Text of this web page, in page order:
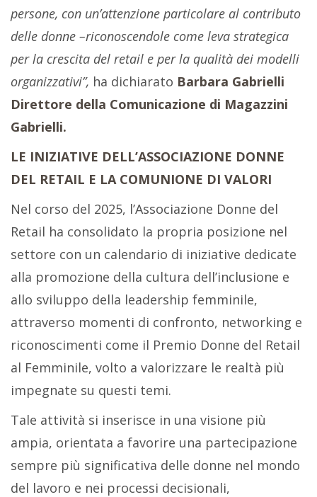
persone, con un’attenzione particolare al contributo
delle donne –riconoscendole come leva strategica
per la crescita del retail e per la qualità dei modelli
organizzativi”, ha dichiarato Barbara Gabrielli
Direttore della Comunicazione di Magazzini
Gabrielli.
LE INIZIATIVE DELL’ASSOCIAZIONE DONNE
DEL RETAIL E LA COMUNIONE DI VALORI
Nel corso del 2025, l’Associazione Donne del
Retail ha consolidato la propria posizione nel
settore con un calendario di iniziative dedicate
alla promozione della cultura dell’inclusione e
allo sviluppo della leadership femminile,
attraverso momenti di confronto, networking e
riconoscimenti come il Premio Donne del Retail
al Femminile, volto a valorizzare le realtà più
impegnate su questi temi.
Tale attività si inserisce in una visione più
ampia, orientata a favorire una partecipazione
sempre più significativa delle donne nel mondo
del lavoro e nei processi decisionali,